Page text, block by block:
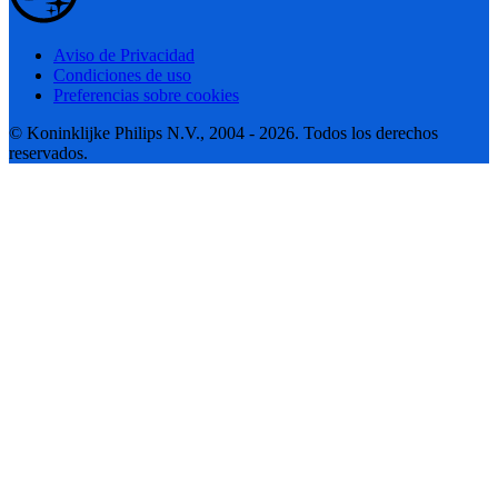
Aviso de Privacidad
Condiciones de uso
Preferencias sobre cookies
© Koninklijke Philips N.V., 2004 - 2026. Todos los derechos
reservados.